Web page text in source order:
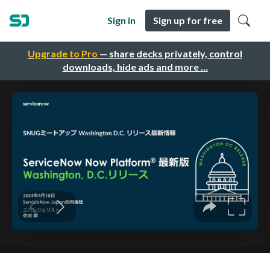
Upgrade to Pro — share decks privately, control
downloads, hide ads and more …
Sign in Sign up for free